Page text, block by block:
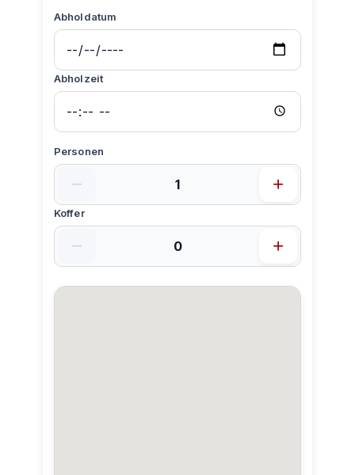
Abholdatum
Abholzeit
Personen
Koffer